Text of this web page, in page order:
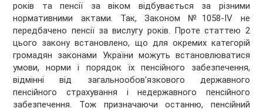
років та пенсії за віком відбувається за різними
нормативними актами. Так, Законом №1058-IV не
передбачено пенсії за вислугу років. Проте статтею 2
цього закону встановлено, що для окремих категорій
громадян законами України можуть встановлюватися
умови, норми і порядок їх пенсійного забезпечення,
відмінні від загальнообов'язкового державного
пенсійного страхування і недержавного пенсійного
забезпечення. Тож призначаючи останню, пенсійний